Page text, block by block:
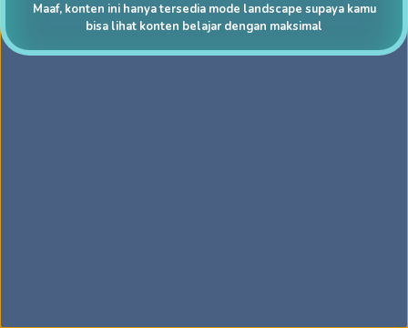
Maaf, konten ini hanya tersedia mode landscape supaya kamu
bisa lihat konten belajar dengan maksimal